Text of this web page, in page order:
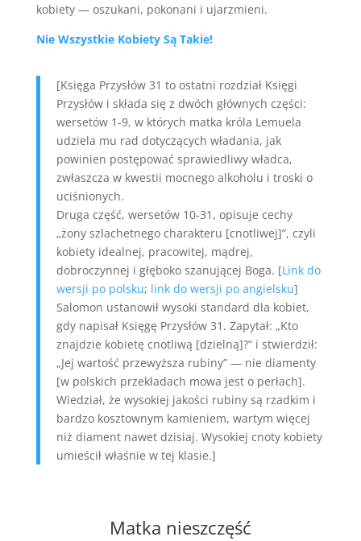
kobiety — oszukani, pokonani i ujarzmieni.
Nie Wszystkie Kobiety Są Takie!
[Księga Przysłów 31 to ostatni rozdział Księgi
Przysłów i składa się z dwóch głównych części:
wersetów 1-9, w których matka króla Lemuela
udziela mu rad dotyczących władania, jak
powinien postępować sprawiedliwy władca,
zwłaszcza w kwestii mocnego alkoholu i troski o
uciśnionych.
Druga część, wersetów 10-31, opisuje cechy
„żony szlachetnego charakteru [cnotliwej]”, czyli
kobiety idealnej, pracowitej, mądrej,
dobroczynnej i głęboko szanującej Boga. [Link do
wersji po polsku; link do wersji po angielsku]
Salomon ustanowił wysoki standard dla kobiet,
gdy napisał Księgę Przysłów 31. Zapytał: „Kto
znajdzie kobietę cnotliwą [dzielną]?” i stwierdził:
„Jej wartość przewyższa rubiny” — nie diamenty
[w polskich przekładach mowa jest o perłach].
Wiedział, że wysokiej jakości rubiny są rzadkim i
bardzo kosztownym kamieniem, wartym więcej
niż diament nawet dzisiaj. Wysokiej cnoty kobiety
umieścił właśnie w tej klasie.]
Matka nieszczęść